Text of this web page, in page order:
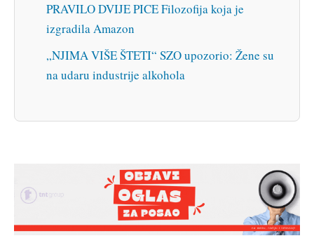
PRAVILO DVIJE PICE Filozofija koja je
izgradila Amazon
„NJIMA VIŠE ŠTETI“ SZO upozorio: Žene su
na udaru industrije alkohola